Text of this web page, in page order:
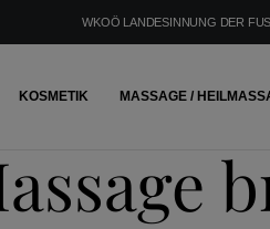
WKOÖ LANDESINNUNG DER
KOSMETIK MASSAGE /